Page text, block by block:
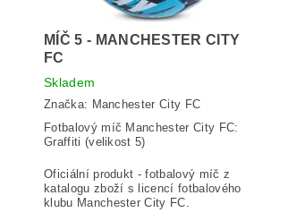
MÍČ 5 - MANCHESTER CITY
FC
Skladem
Značka: Manchester City FC
Fotbalový míč Manchester City FC:
Graffiti (velikost 5)
Oficiální produkt - fotbalový míč z
katalogu zboží s licencí fotbalového
klubu Manchester City FC.